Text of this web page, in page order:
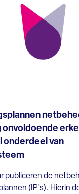
onvoldoende
onderdeel van
publiceren de
(IP’s). Hierin